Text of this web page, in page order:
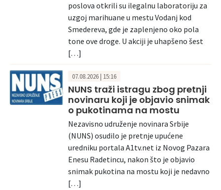
poslova otkrili su ilegalnu laboratoriju za
uzgoj marihuane u mestu Vodanj kod
Smedereva, gde je zaplenjeno oko pola
tone ove droge. U akciji je uhapšeno šest
[…]
07.08.2026 | 15:16
NUNS traži istragu zbog pretnji
novinaru koji je objavio snimak
o pukotinama na mostu
Nezavisno udruženje novinara Srbije
(NUNS) osudilo je pretnje upućene
uredniku portala A1tv.net iz Novog Pazara
Enesu Radetincu, nakon što je objavio
snimak pukotina na mostu koji je nedavno
[…]